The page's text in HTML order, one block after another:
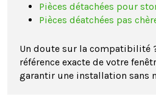
Pièces détachées pour
Pièces déatchées pas
Un doute sur la compatibilité
référence exacte de votre
garantir une installation sans